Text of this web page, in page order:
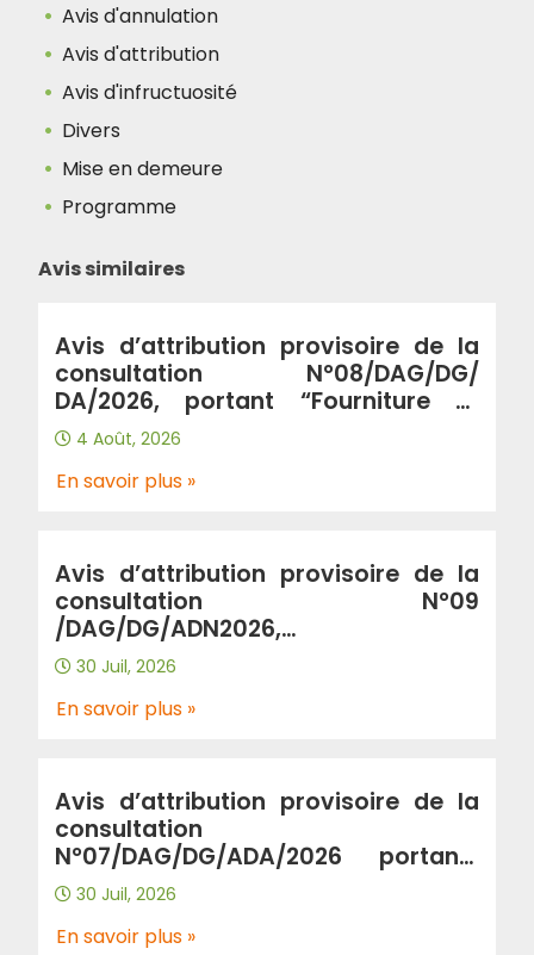
Avis d'annulation
Avis d'attribution
Avis d'infructuosité
Divers
Mise en demeure
Programme
Avis similaires
Avis d’attribution provisoire de la
consultation N°08/DAG/DG/
DA/2026, portant “Fourniture et
livraison des produits de peinture et
articles d’électricité au profit de
L’EPIC-ADA répartie en deux lots: Lot
4 Août, 2026
En savoir plus »
Avis d’attribution provisoire de la
consultation N°09
/DAG/DG/ADN2026,
portant:”Fourniture et livraison de
petit outillages au profit de L’EPIC-
ADA”.
30 Juil, 2026
En savoir plus »
Avis d’attribution provisoire de la
consultation
N°07/DAG/DG/ADA/2026 portant”
Acquisition d’une solution antivirus
/Endpoint protection “
30 Juil, 2026
En savoir plus »